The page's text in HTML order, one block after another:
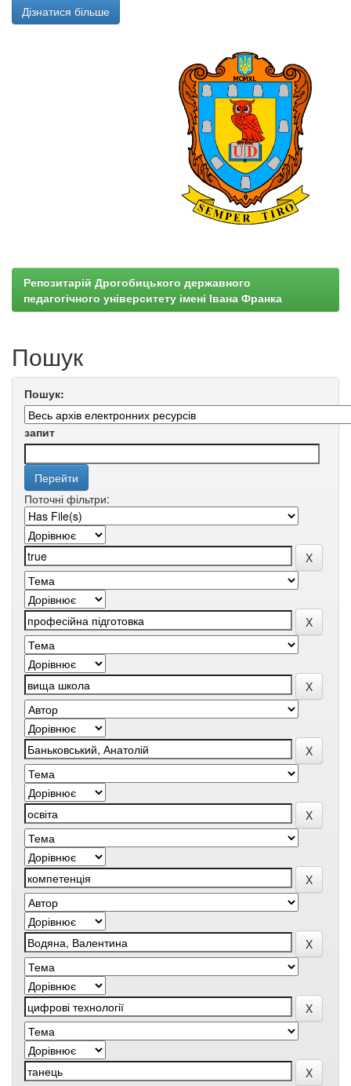
Дізнатися більше
Репозитарій Дрогобицького державного
педагогічного університету імені Івана Франка
Пошук
Пошук:
запит
Поточні фільтри: